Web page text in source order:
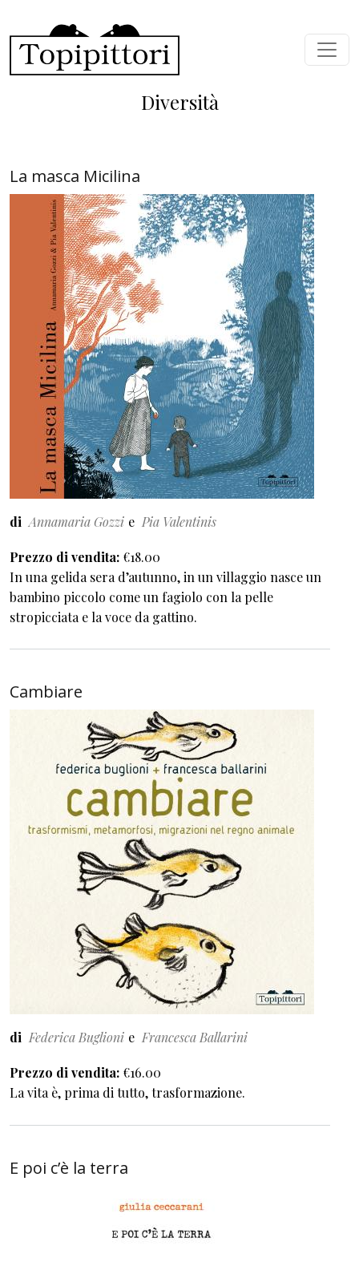
Diversità
La masca Micilina
di Annamaria Gozzi Pia Valentinis
Prezzo di vendita €18.00
In una gelida sera d’autunno, in un villaggio nasce un
bambino piccolo come un fagiolo con la pelle
stropicciata e la voce da gattino.
Cambiare
di Federica Buglioni Francesca Ballarini
Prezzo di vendita €16.00
La vita è, prima di tutto, trasformazione.
E poi c’è la terra